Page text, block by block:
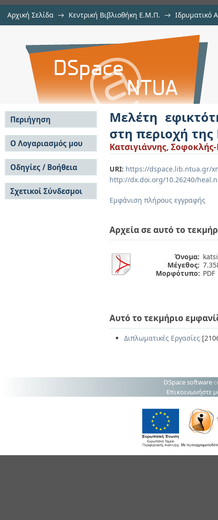
Αρχική Σελίδα → Κεντρική Βιβλιοθήκη Ε.Μ.Π. → Ιδρυματικό
Μελέτη εφικτότητας για τη
Κρήτης
Μελέτη
στη περιοχή
Κατσιγιάννης,
URI: https://dspace.lib.ntua.gr/
http://dx.doi.org/10.26240/
Εμφάνιση πλήρους εγγραφής
Αρχεία σε αυτό το
Όνομα:
Μέγεθος:
Μορφότυπο: PDF
Αυτό το τεκμήριο
Διπλωματικές Εργασίες
Περιήγηση
Σε όλο το DSpace
Κοινότητες & Συλλογές
Ανά Ημερομηνία
Έκδοσης
Συγγραφείς
Τίτλοι
Θέματα
Ο Λογαριασμός μου
Σύνδεση
Εγγραφή
Οδηγίες / Βοήθεια
Οδηγίες Υποβολής
Οδηγίες Χρήσης ΙΑ
Συχνές Ερωτήσεις
Σχετικοί Σύνδεσμοι
DSpace software
Επικοινωνήστε